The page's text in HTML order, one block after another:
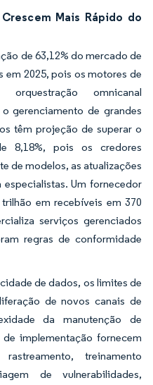
Mais Rápido do
de 63,12% do mercado de
2025, pois os motores de
omnicanal
gerenciamento de grandes
têm projeção de superar o
8,18%, pois os credores
de modelos, as atualizações
Um fornecedor
em recebíveis em 370
serviços gerenciados
regras de conformidade
de dados, os limites de
de novos canais de
da manutenção de
implementação fornecem
treinamento
de vulnerabilidades,